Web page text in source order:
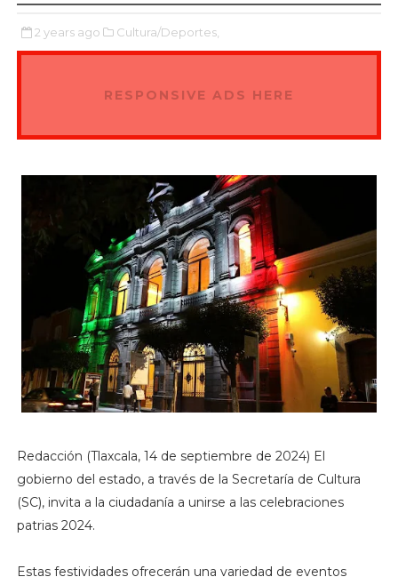
2 years ago Cultura/Deportes,
RESPONSIVE ADS HERE
Redacción (Tlaxcala, 14 de septiembre de 2024) El
gobierno del estado, a través de la Secretaría de Cultura
(SC), invita a la ciudadanía a unirse a las celebraciones
patrias 2024.
Estas festividades ofrecerán una variedad de eventos